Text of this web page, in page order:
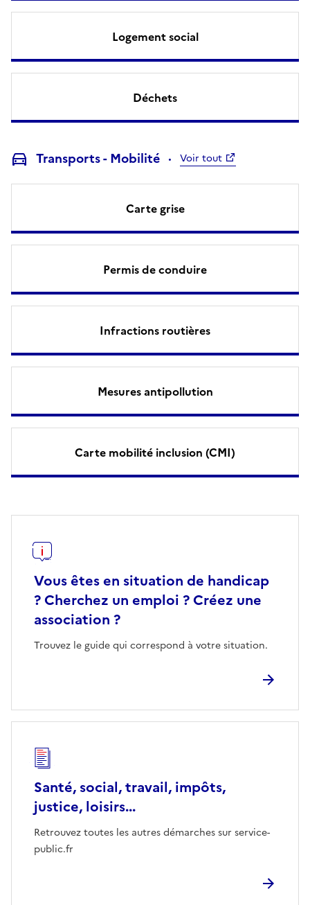
Logement social
Déchets
Transports - Mobilité Voir tout
Carte grise
Permis de conduire
Infractions routières
Mesures antipollution
Carte mobilité inclusion (CMI)
Vous êtes en situation de handicap
? Cherchez un emploi ? Créez une
association ?
Trouvez le guide qui correspond à votre situation.
Santé, social, travail, impôts,
justice, loisirs...
Retrouvez toutes les autres démarches sur service-
public.fr